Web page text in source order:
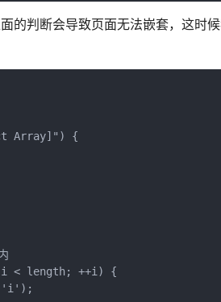
的判断会导致页面无法嵌套，这时
Array]") {
内
i < length; ++i) {